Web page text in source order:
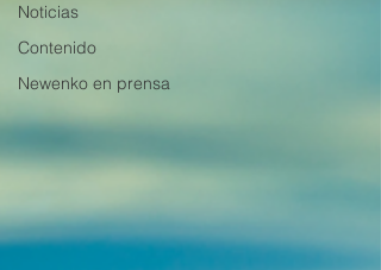
Noticias
Contenido
Newenko en prensa